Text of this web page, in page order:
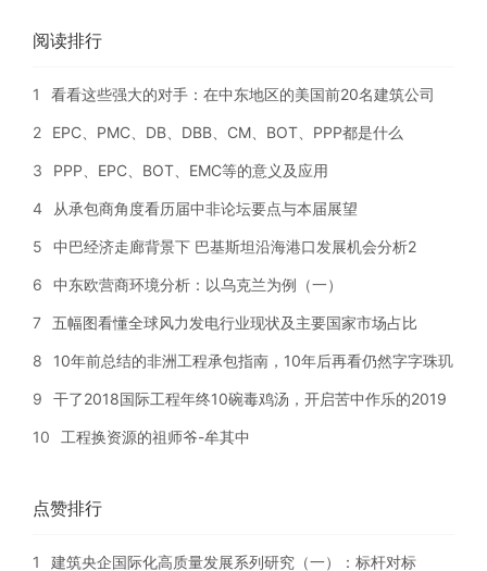
阅读排行
1 看看这些强大的对手：在中东地区的美国前20名建筑公司
2 EPC、PMC、DB、DBB、CM、BOT、PPP都是什么
3 PPP、EPC、BOT、EMC等的意义及应用
4 从承包商角度看历届中非论坛要点与本届展望
5 中巴经济走廊背景下 巴基斯坦沿海港口发展机会分析2
6 中东欧营商环境分析：以乌克兰为例（一）
7 五幅图看懂全球风力发电行业现状及主要国家市场占比
8 10年前总结的非洲工程承包指南，10年后再看仍然字字珠玑
9 干了2018国际工程年终10碗毒鸡汤，开启苦中作乐的2019
10 工程换资源的祖师爷-牟其中
点赞排行
1 建筑央企国际化高质量发展系列研究（一）：标杆对标